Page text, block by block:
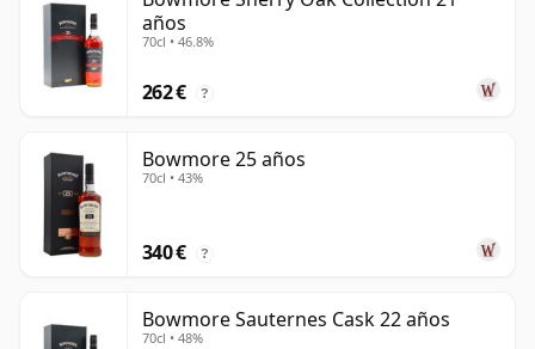
años
70cl • 46.8%
262 € ?
Bowmore 25 años
70cl • 43%
340 € ?
Bowmore Sauternes Cask 22 años
70cl • 48%